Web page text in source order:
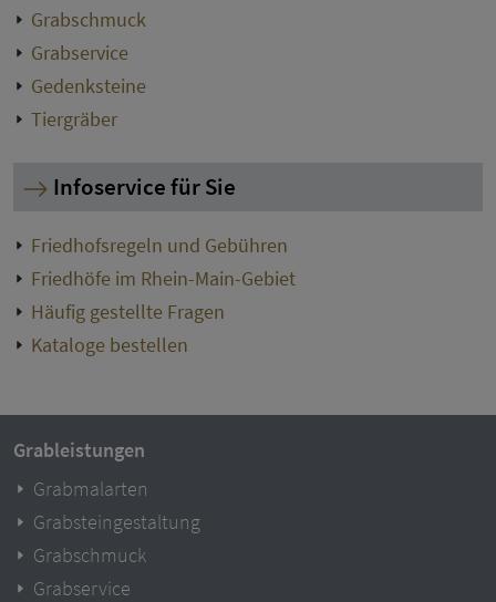
Grabschmuck
Grabservice
Gedenksteine
Tiergräber
Infoservice für Sie
Friedhofsregeln und Gebühren
Friedhöfe im Rhein-Main-Gebiet
Häufig gestellte Fragen
Kataloge bestellen
Grableistungen
Grabmalarten
Grabsteingestaltung
Grabschmuck
Grabservice